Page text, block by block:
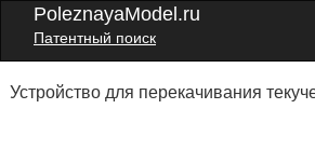
PoleznayaModel.ru
Патентный поиск
Устройство для перекачивания